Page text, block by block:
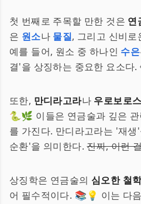
첫 번째로 주목할 만한 것은 연
은 원소나 물질, 그리고 신비
예를 들어, 원소 중 하나인 수은
결'을 상징하는 중요한 요소다.
또한, 만디라고라나 우로보로스
🐍🌿 이들은 연금술과 깊은
를 가진다. 만디라고라는 '재
순환'을 의미한다.진짜, 이런
상징학은 연금술의 심오한 철
어 필수적이다. 📚💡 이는 다